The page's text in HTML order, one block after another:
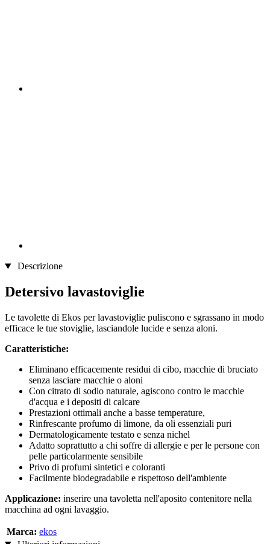
Descrizione
Detersivo lavastoviglie
Le tavolette di Ekos per lavastoviglie puliscono e sgrassano in modo
efficace le tue stoviglie, lasciandole lucide e senza aloni.
Caratteristiche:
Eliminano efficacemente residui di cibo, macchie di bruciato
senza lasciare macchie o aloni
Con citrato di sodio naturale, agiscono contro le macchie
d'acqua e i depositi di calcare
Prestazioni ottimali anche a basse temperature,
Rinfrescante profumo di limone, da oli essenziali puri
Dermatologicamente testato e senza nichel
Adatto soprattutto a chi soffre di allergie e per le persone con
pelle particolarmente sensibile
Privo di profumi sintetici e coloranti
Facilmente biodegradabile e rispettoso dell'ambiente
Applicazione: inserire una tavoletta nell'aposito contenitore nella
macchina ad ogni lavaggio.
Marca: ekos